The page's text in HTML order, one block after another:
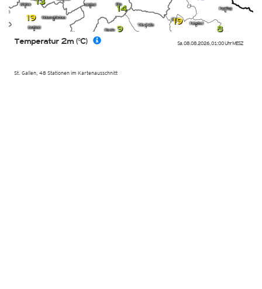
8
9
14
19 19
Sa. 08.08.2026, 01:00 UhrMESZ
St. Gallen, 48 Stationen im Kartenausschnitt
Temperatur 2m (°C)